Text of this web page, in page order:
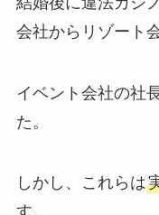
会社からリゾート
イベント会社の社
た。
しかし、これらは